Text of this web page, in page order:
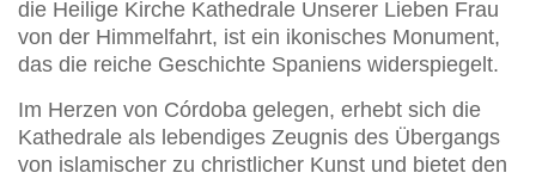
die Heilige Kirche Kathedrale Unserer Lieben Frau
von der Himmelfahrt, ist ein ikonisches Monument,
das die reiche Geschichte Spaniens widerspiegelt.
Im Herzen von Córdoba gelegen, erhebt sich die
Kathedrale als lebendiges Zeugnis des Übergangs
von islamischer zu christlicher Kunst und bietet den